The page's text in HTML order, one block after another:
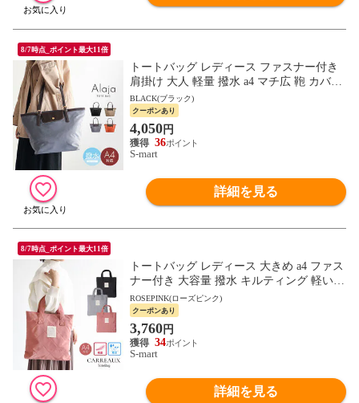
8/7時点_ポイント最大11倍
トートバッグ レディース ファスナー付き
肩掛け 大人 軽量 撥水 a4 マチ広 鞄 カバン
ALAJA 黒 ブラック ベージュ グレー オレ
ンジ
BLACK(ブラック)
クーポンあり
4,050円
36
S-mart
詳細を見る
8/7時点_ポイント最大11倍
トートバッグ レディース 大きめ a4 ファス
ナー付き 大容量 撥水 キルティング 軽い
鞄 カバン バッグ オフィス おしゃれ 可愛
い 大人 春 夏 秋 冬 CARREAUX
ROSEPINK(ローズピンク)
クーポンあり
3,760円
34
S-mart
詳細を見る